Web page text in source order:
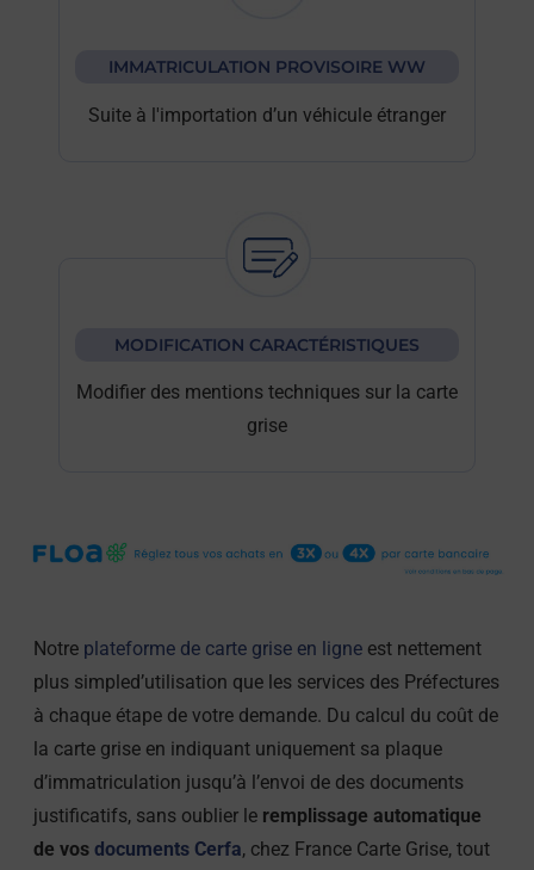
IMMATRICULATION PROVISOIRE WW
Suite à l'importation d’un véhicule étranger
MODIFICATION CARACTÉRISTIQUES
Modifier des mentions techniques sur la carte
grise
Notre plateforme de carte grise en ligne est nettement
plus simpled’utilisation que les services des Préfectures
à chaque étape de votre demande. Du calcul du coût de
la carte grise en indiquant uniquement sa plaque
d’immatriculation jusqu’à l’envoi de des documents
justificatifs, sans oublier le remplissage automatique
de vos documents Cerfa, chez France Carte Grise, tout